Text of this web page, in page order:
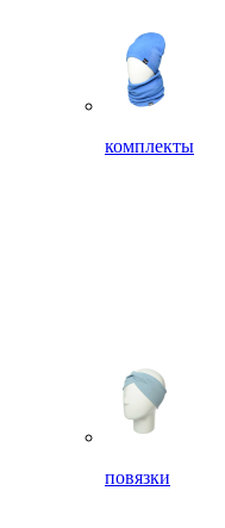
комплекты
повязки